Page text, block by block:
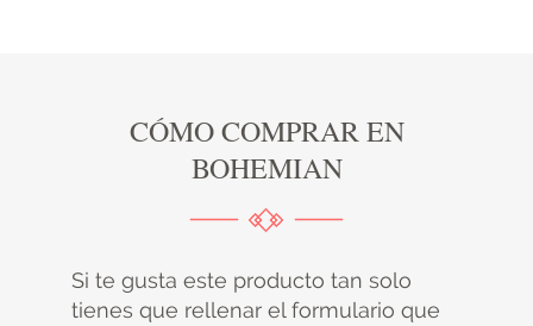
CÓMO COMPRAR EN
BOHEMIAN
Si te gusta este producto tan solo
tienes que rellenar el formulario que